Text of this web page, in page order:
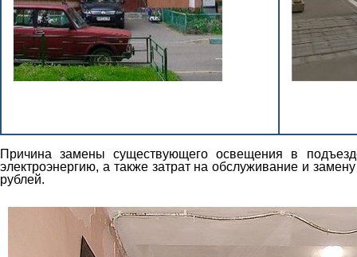
Причина замены существующего освещения в
электроэнергию, а также затрат на обслуживание и
рублей.